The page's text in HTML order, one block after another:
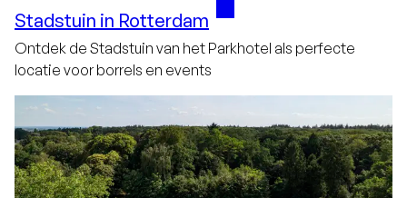
Stadstuin in Rotterdam
Ontdek de Stadstuin van het Parkhotel als perfecte
locatie voor borrels en events